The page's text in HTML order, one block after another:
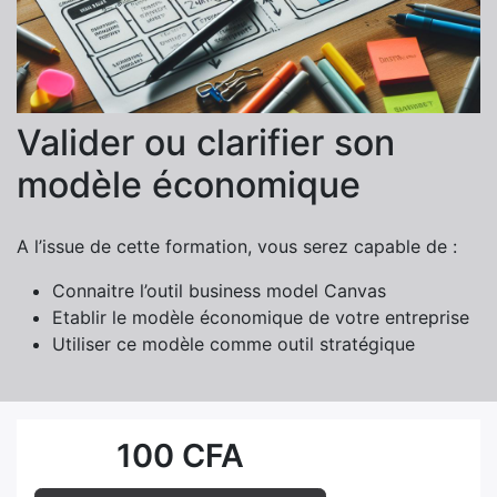
Valider ou clarifier son
modèle économique
A l’issue de cette formation, vous serez capable de :
Connaitre l’outil business model Canvas
Etablir le modèle économique de votre entreprise
Utiliser ce modèle comme outil stratégique
100 CFA